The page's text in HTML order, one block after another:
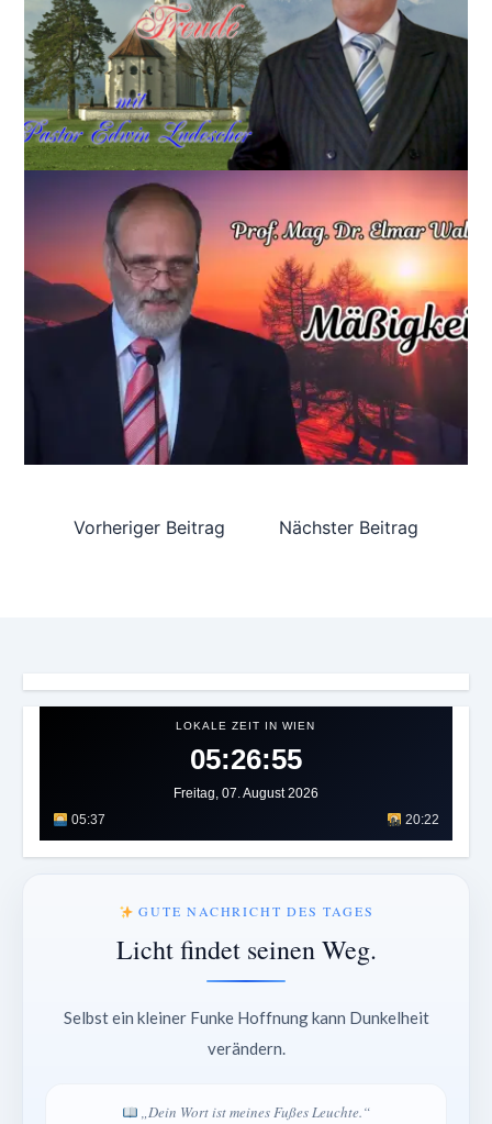
Vorheriger Beitrag Nächster Beitrag
LOKALE ZEIT IN WIEN
05:26:59
Freitag, 07. August 2026
05:37
20:22
GUTE NACHRICHT DES TAGES
Licht findet seinen Weg.
Selbst ein kleiner Funke Hoffnung kann Dunkelheit
verändern.
„Dein Wort ist meines Fußes Leuchte.“